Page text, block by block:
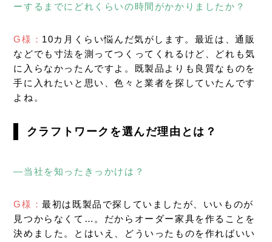
ーするまでにどれくらいの時間がかかりましたか？
G様： 10カ月くらい悩んだ気がします。最近は、通販
などでも寸法を測ってつくってくれるけど、どれも気
に入らなかったんですよ。既製品よりも良質なものを
手に入れたいと思い、色々と業者を探していたんです
よね。
クラフトワークを選んだ理由とは？
―当社を知ったきっかけは？
G様：最初は既製品で探していましたが、いいものが
見つからなくて…。だからオーダー家具を作ることを
決めました。とはいえ、どういったものを作ればいい